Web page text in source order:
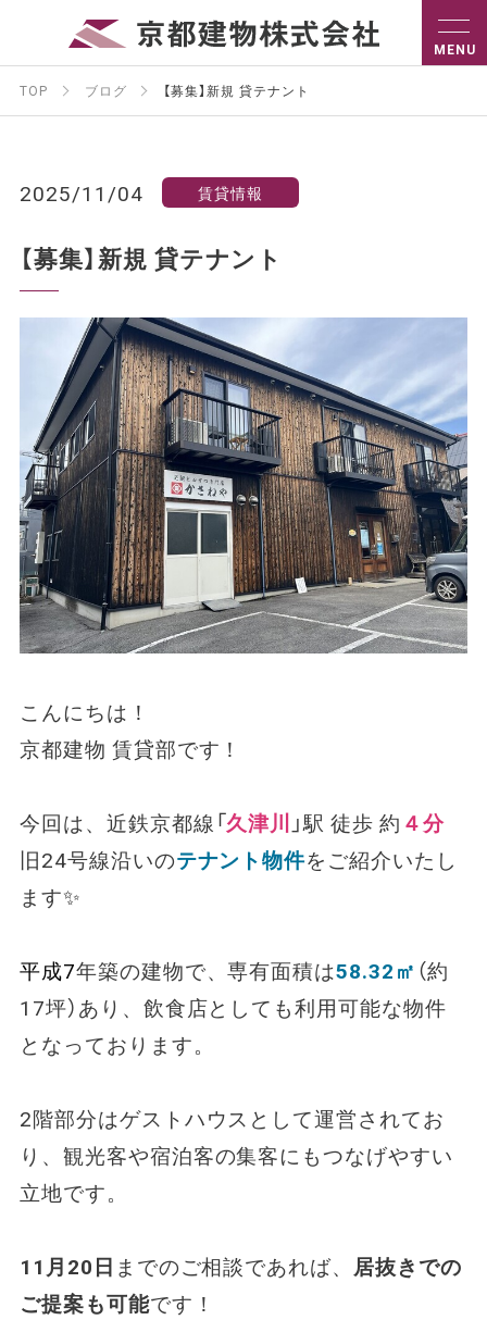
TOP ブログ 【募集】新規 貸テナント
2025/11/04 賃貸情報
【募集】新規 貸テナント
こんにちは！
京都建物 賃貸部です！
今回は、近鉄京都線「久津川 」駅 徒歩 約 ４分
旧24号線沿いのテナント物件をご紹介いたし
ます✨
平成7年築の建物で、専有面積は58.32㎡ （約
17坪）あり、飲食店としても利用可能な物件
となっております。
2階部分はゲストハウスとして運営されてお
り、観光客や宿泊客の集客にもつなげやすい
立地です。
11月20日 までのご相談であれば、 居抜きでの
ご提案も可能です！